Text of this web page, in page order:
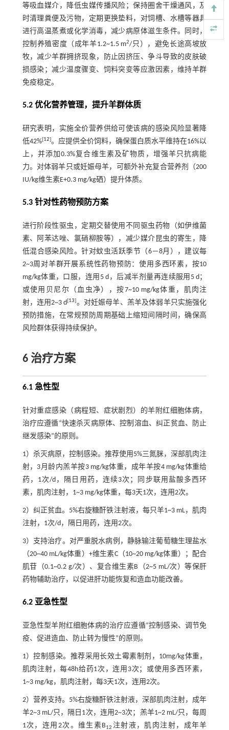
等吸血媒介，降低虫媒传播风险；保持圈舍干燥通风，及
时清理粪便及污物，定期更换垫料，对饲槽、水槽等器具
进行高温蒸煮或化学消毒，减少病原体滋生条件。同时，
控制养殖密度（成年羊1.2~1.5 m2/只），避免长途高坡放
牧，减少羊群拥挤现象，防止因挤压、争斗导致的皮肤破
损感染；减少温度骤变、饲料突变等应激因素，维持羊群
免疫稳定。
5.2 优化营养管理，提升羊群体质
研究表明，实施全价营养供给可使该病的感染风险显著降
低42%[12]。应提供全价饲料，确保蛋白质水平维持在16%以
上，并添加0.3%复合维生素及矿物质，增强羊只抗病能
力。对体弱羊只或妊娠母羊，可额外补充复合营养剂（200
IU/kg维生素E+0.3 mg/kg硒）提升体质。
5.3 针对性药物预防方案
进行阶段性驱虫，定期交替使用不同驱虫药物（如伊维菌
素、阿苯达唑、氯硝柳胺等），减少媒介昆虫的寄生，降
低混合感染风险。针对蚊虫活跃季节（6－8月），建议每
2~3周对羊群开展系统性药物预防：使用多西环素，按10
mg/kg体重，口服，连用5 d，后减半剂量再连续服用5 d；
或使用贝尼尔（血虫净），按7~10 mg/kg体重，肌肉注
射，连用2~3 d[13]。对妊娠母羊、羔羊及体弱羊只实施强化
预防措施，在常规预防周期基础上缩短间隔时间，确保高
风险群体获得持续保护。
6 治疗方案
6.1 急性型
针对重症感染（病程短、症状剧烈）的羊附红细胞体病，
治疗应遵循“快速杀灭病原体、控制溶血、纠正贫血、防止
继发感染”的原则。
1）杀灭病原，控制感染。推荐使用5%三氮脒，深部肌肉注
射，3月龄内羔羊按3 mg/kg体重，成年羊按4 mg/kg体重给
药，1次/d，隔日用药，连续3次；同步联用盐酸多西环
素，肌肉注射，1~3 mg/kg体重，每3天1次，连用2次。
2）纠正贫血。5%右旋糖酐铁注射液，每只羊1~3 mL，肌肉
注射，1次/d，隔日用药，连用2次。
3）支持治疗。对严重脱水病例，静脉输注葡萄糖生理盐水
（20~40 mL/kg体重）+维生素C（10~20 mg/kg体重）；配合
肌苷（0.1~0.2 g/次）、复合维生素B（2~5 mL/次）等保肝
药物辅助治疗，以促进肝功能恢复和造血功能改善。
6.2 亚急性型
亚急性型羊附红细胞体病的治疗应遵循“控制感染、调节免
疫、促进造血、防止转为慢性”的原则。
1）控制感染。推荐采用长效土霉素制剂，10mg/kg体重，
肌肉注射，每48h给药1次，连用3次；或使用多西环素，
1~3 mg/kg，肌肉注射，每3天1次，连用2次。
2）营养支持。5%右旋糖酐铁注射液，深部肌肉注射，成年
羊2~3 mL/只，隔日1次，连用2~3次；羔羊1~2 mL/只，每周
1次，连用2次。维生素B12 注射液，肌肉注射，成年羊